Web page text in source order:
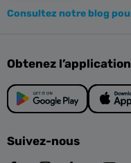
Consultez notre blog
Obtenez
Suivez-nous